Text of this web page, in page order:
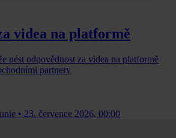
videa na platformě
nést odpovědnost za videa na platformě
partnery
• 23. července 2026, 00:00